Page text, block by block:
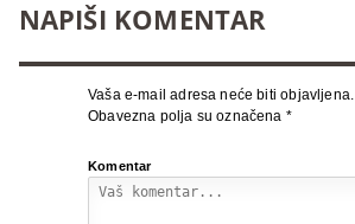
NAPIŠI KOMENTAR
Vaša e-mail adresa neće biti objavljena.
Obavezna polja su označena *
Komentar